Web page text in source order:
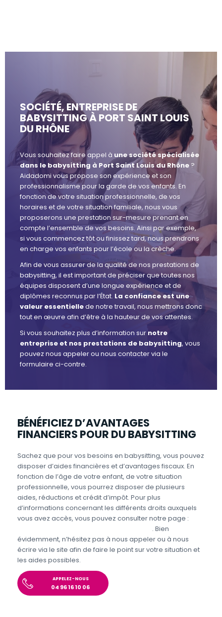
SOCIÉTÉ, ENTREPRISE DE
BABYSITTING À PORT SAINT LOUIS
DU RHÔNE
Vous souhaitez faire appel à une société spécialisée
dans le babysitting à Port Saint Louis du Rhône ?
Aidadomi vous propose son expérience et son
professionnalisme pour la garde de vos enfants. En
fonction de votre situation professionnelle, de vos
horaires et de votre situation familiale, nous vous
proposerons une prestation sur-mesure prenant en
compte l’ensemble de vos besoins. Ainsi par exemple,
si vous commencez tôt ou finissez tard, nous prendrons
en charge vos enfants pour l’école ou la crèche.
Afin de vous assurer de la qualité de nos prestations de
babysitting, il est important de préciser que toutes nos
équipes disposent d’une longue expérience et de
diplômes reconnus par l’État. La confiance est une
valeur essentiellede notre travail, nous mettrons donc
tout en œuvre afin d’être à la hauteur de vos attentes.
Si vous souhaitez plus d’information sur notre
entreprise et nos prestations de babysitting, vous
pouvez nous appeler ou nous contacter via le
formulaire ci-contre.
BÉNÉFICIEZ D’AVANTAGES
FINANCIERS POUR DU BABYSITTING
Sachez que pour vos besoins en babysitting, vous pouvez
disposer d’aides financières et d’avantages fiscaux. En
fonction de l’âge de votre enfant, de votre situation
professionnelle, vous pourrez disposer de plusieurs
aides, réductions et crédit d’impôt. Pour plus
d’informations concernant les différents droits auxquels
vous avez accès, vous pouvez consulter notre page :
. Bien
évidemment, n’hésitez pas à nous appeler ou à nous
écrire via le site afin de faire le point sur votre situation et
les aides possibles.
APPELEZ-NOUS
04 96 16 10 06